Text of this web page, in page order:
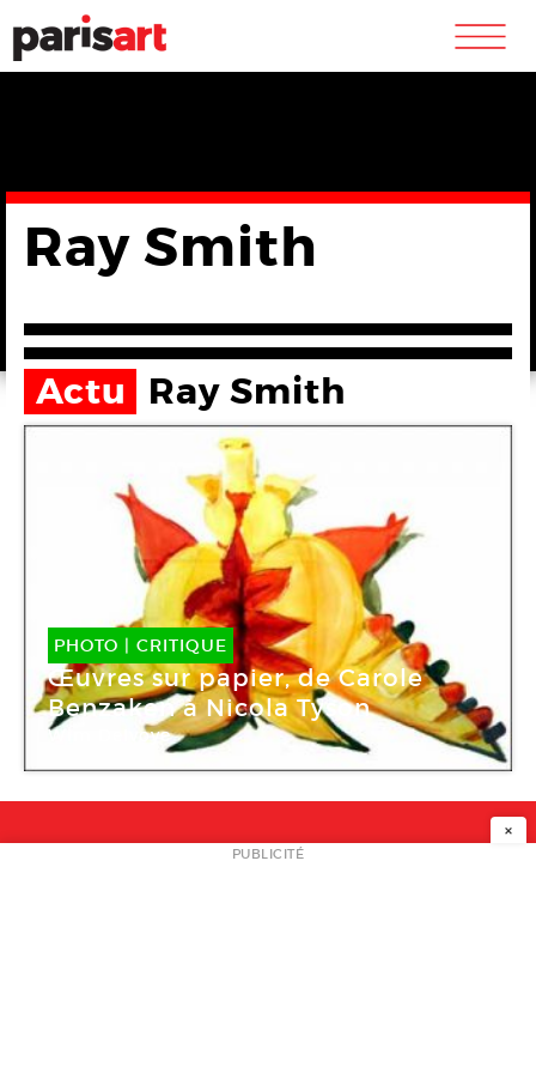
m
Ray Smith
Actu Ray Smith
PHOTO CRITIQUE
Œuvres sur papier, de Carole
Benzaken à Nicola Tyson
Wim Delvoye
Galerie Nathalie Obadia (Saint-Merri)
NEWSLETTER
×
PUBLICITÉ